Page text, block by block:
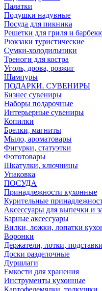
Палатки
Подушки надувные
Посуда для пикника
Решетки для гриля и
Рюкзаки туристические
Сумки-холодильники
Треноги для костра
Уголь, дрова, розжиг
Шампуры
ПОДАРКИ. СУВЕНИРЫ
Бизнес сувениры
Наборы подарочные
Интерьерные сувениры
Копилки
Брелки, магниты
Мыло, ароматовары
Фигурки, статуэтки
Фототовары
Шкатулки, ключницы
Упаковка
ПОСУДА
Принадлежности кухонные
Курительные
Аксессуары для выпечки и
Барные аксессуары
Вилки, ложки, лопатки
Воронки
Держатели, лотки,
Доски разделочные
Дуршлаги
Емкости для хранения
Инструменты кухонные
Картофелемялки, толкушки